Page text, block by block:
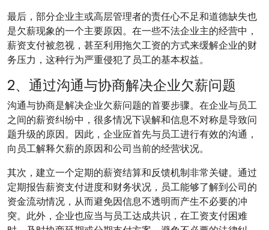
最后，部分企业主或高层管理者的责任心不足和道德缺失也
是欠薪现象的一个主要原因。在一些不法企业主的经营中，
薪资支付被忽视，甚至利用拖欠工资的方式来缓解企业的财
务压力，这种行为严重侵犯了员工的基本权益。
2、通过沟通与协商解决企业欠薪问题
沟通与协商是解决企业欠薪问题的首要步骤。在企业与员工
之间的薪资纠纷中，很多情况下误解和信息不对称是导致问
题升级的原因。因此，企业应首先与员工进行有效的沟通，
向员工解释欠薪的原因和公司当前的经营状况。
其次，建立一个定期的薪资结算和反馈机制非常关键。通过
定期报告薪资支付进度和财务状况，员工能够了解到公司的
资金流动情况，从而避免因信息不透明而产生不必要的冲
突。此外，企业也应当与员工达成共识，在工资支付困难